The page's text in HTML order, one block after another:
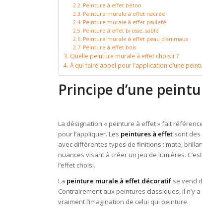
Peinture à effet béton
Peinture murale à effet nacrée
Peinture murale à effet pailleté
Peinture à effet brossé, sablé
Peinture murale à effet peau d’animaux
Peinture à effet bois
Quelle peinture murale à effet choisir ?
À qui faire appel pour l’application d’une
Principe d’une
La désignation « peinture à effet » fait
pour l’appliquer. Les peintures à effet sont
avec différentes types de finitions : mate,
nuances visant à créer un jeu de lumières.
l’effet choisi.
La peinture murale à effet décoratif se vend
Contrairement aux peintures classiques, il n’y
vraiment l’imagination de celui qui peinture.